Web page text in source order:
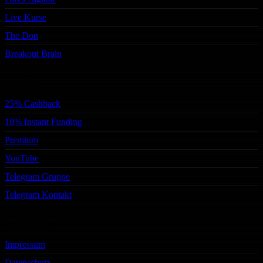
Live Kurse
The Don
Breakout Brain
25% Cashback
10% Instant Funding
Premium
YouTube
Telegram Gruppe
Telegram Kontakt
Impressum